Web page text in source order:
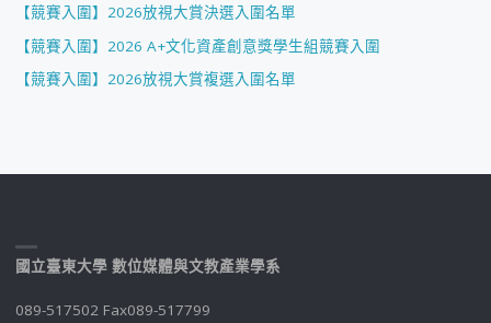
【競賽入圍】2026放視大賞決選入圍名單
【競賽入圍】2026 A+文化資產創意獎學生組競賽入圍
【競賽入圍】2026放視大賞複選入圍名單
國立臺東大學 數位媒體與文教產業學系
089-517502 Fax089-517799